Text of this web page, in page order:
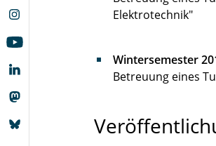
Elektrotechnik"
Wintersemester
Betreuung eines